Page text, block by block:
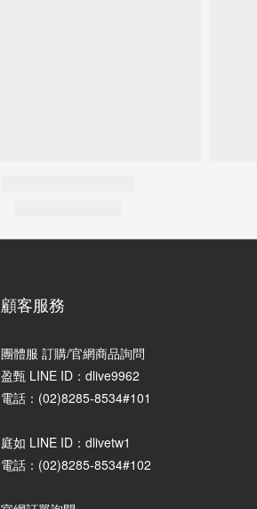
顧客服務
團體服 訂購/官網商品詢問
盈甄 LINE ID：dlive9962
電話：(02)8285-8534#101
庭如 LINE ID：dlivetw1
電話：(02)8285-8534#102